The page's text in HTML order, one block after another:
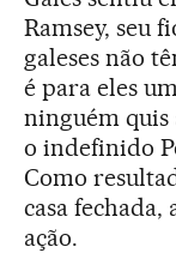
Ramsey, seu
galeses não
é para eles
ninguém quis
o indefinido
Como
casa
ação.